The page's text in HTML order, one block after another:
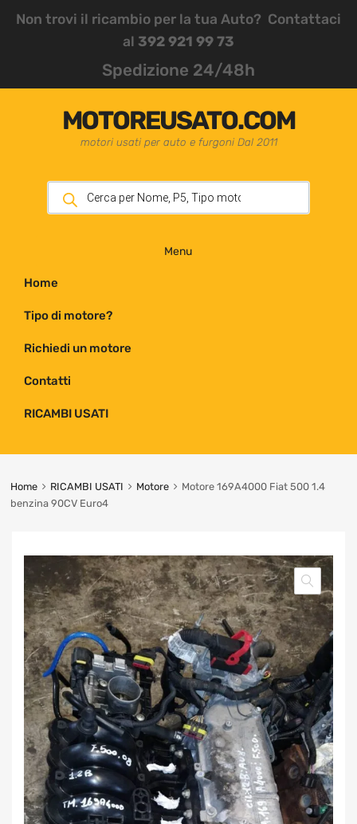
Non trovi il ricambio per la tua Auto? Contattaci
al 392 921 99 73
Spedizione 24/48h
MOTOREUSATO.COM
motori usati per auto e furgoni Dal 2011
Menu
Home
Tipo di motore?
Richiedi un motore
Contatti
RICAMBI USATI
Home RICAMBI USATI Motore
Motore 169A4000 Fiat 500 1.4
benzina 90CV Euro4